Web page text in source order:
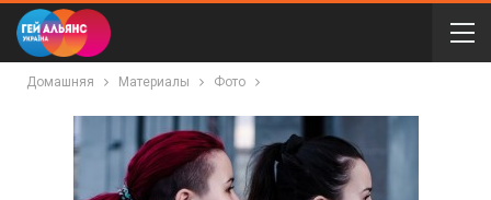
Домашняя Материалы Фото